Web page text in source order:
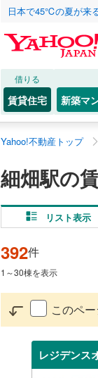
日本で45℃の夏が来
借りる
賃貸住宅 新築マ
Yahoo!不動産トップ
細畑駅の
リスト表示
392件
1 ～30棟を表示
このペ
レジデンス